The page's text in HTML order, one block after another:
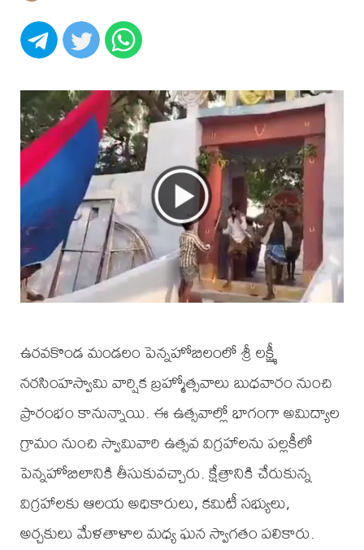
ఉరవకొండ మండలం పెన్నహోబిలంలో శ్రీ లక్ష్మీ
నరసింహస్వామి వార్షిక బ్రహ్మోత్సవాలు బుధవారం నుంచి
ప్రారంభం కానున్నాయి. ఈ ఉత్సవాల్లో భాగంగా అమిద్యాల
గ్రామం నుంచి స్వామివారి ఉత్సవ విగ్రహాలను పల్లకీలో
పెన్నహోబిలానికి తీసుకువచ్చారు. క్షేత్రానికి చేరుకున్న
విగ్రహాలకు ఆలయ అధికారులు, కమిటీ సభ్యులు,
అర్చకులు మేళతాళాల మధ్య ఘన స్వాగతం పలికారు.